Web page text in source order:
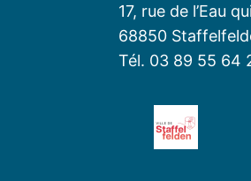
17, rue de l’Eau
68850
Tél. 03 89 55 64